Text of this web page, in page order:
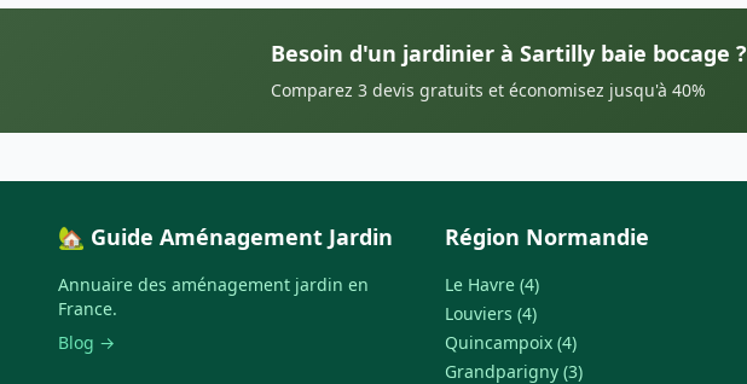
Besoin d'un jardinier à Sartilly baie bocage ?
Comparez 3 devis gratuits et économisez jusqu'à 40%
🏡 Guide Aménagement Jardin
Annuaire des aménagement jardin en
France.
Blog →
Région Normandie
Le Havre (4)
Louviers (4)
Quincampoix (4)
Grandparigny (3)